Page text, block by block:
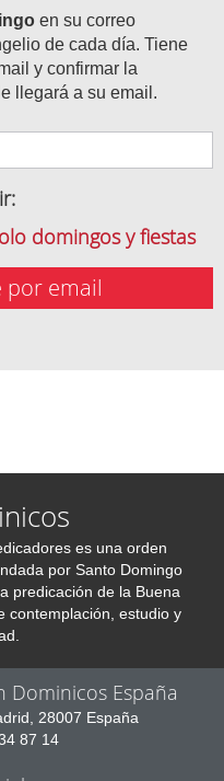
en su correo
de cada día. Tiene
y confirmar la
llegará a su email.
domingos y fiestas
por email
es una orden
por Santo Domingo
predicación de la Buena
contemplación, estudio y
Dominicos España
28007 España
87 14